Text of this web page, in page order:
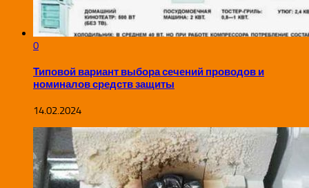
0
Типовой вариант выбора сечений проводов и
номиналов средств защиты
14.02.2024